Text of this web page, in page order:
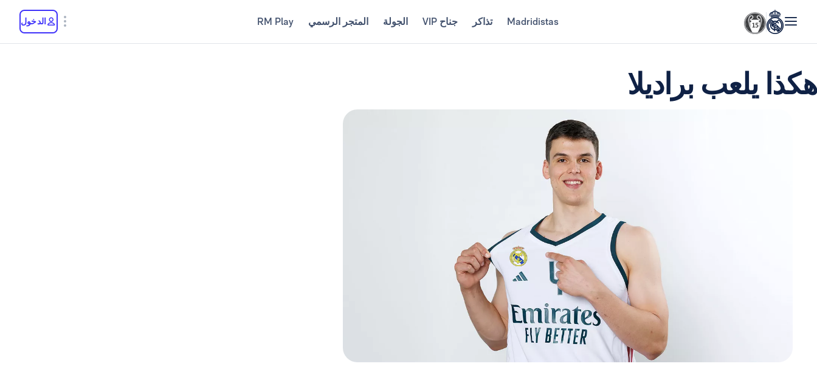
Madridistas تذاكر جناح VIP الجولة المتجر الرسمي RM Play الدخول
هكذا يلعب براديلا